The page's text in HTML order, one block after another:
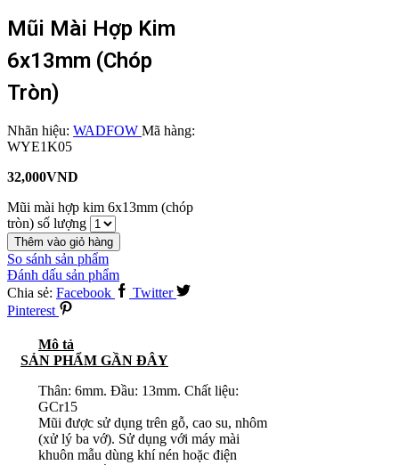
Mũi Mài Hợp Kim
6x13mm (chóp
Tròn)
Nhãn hiệu: WADFOW Mã hàng:
WYE1K05
32,000VND
Mũi mài hợp kim 6x13mm (chóp
tròn) số lượng
Thêm vào giỏ hàng
So sánh sản phẩm
Đánh dấu sản phẩm
Chia sẻ: Facebook
Twitter
Pinterest
Mô tả
SẢN PHẨM GẦN ĐÂY
Thân: 6mm. Đầu: 13mm. Chất liệu:
GCr15
Mũi được sử dụng trên gỗ, cao su, nhôm
(xử lý ba vớ). Sử dụng với máy mài
khuôn mẫu dùng khí nén hoặc điện